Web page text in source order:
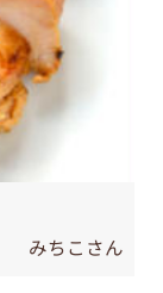
みちこさん